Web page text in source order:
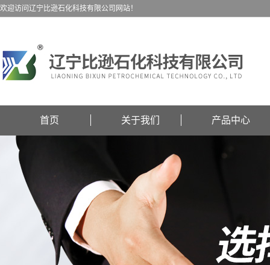
欢迎访问辽宁比逊石化科技有限公司网站！
首页 关于我们 产品中心